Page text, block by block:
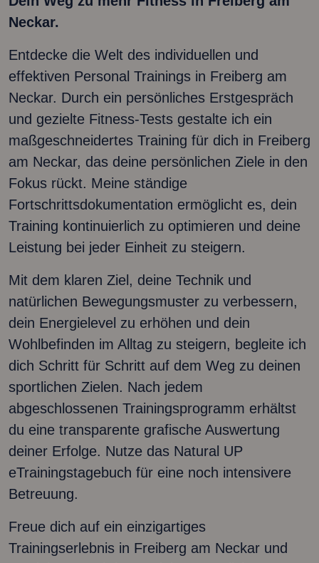
Neckar.
Entdecke die Welt des individuellen und
effektiven Personal Trainings in Freiberg am
Neckar. Durch ein persönliches Erstgespräch
und gezielte Fitness-Tests gestalte ich ein
maßgeschneidertes Training für dich in Freiberg
am Neckar, das deine persönlichen Ziele in den
Fokus rückt. Meine ständige
Fortschrittsdokumentation ermöglicht es, dein
Training kontinuierlich zu optimieren und deine
Leistung bei jeder Einheit zu steigern.
Mit dem klaren Ziel, deine Technik und
natürlichen Bewegungsmuster zu verbessern,
dein Energielevel zu erhöhen und dein
Wohlbefinden im Alltag zu steigern, begleite ich
dich Schritt für Schritt auf dem Weg zu deinen
sportlichen Zielen. Nach jedem
abgeschlossenen Trainingsprogramm erhältst
du eine transparente grafische Auswertung
deiner Erfolge. Nutze das Natural UP
eTrainingstagebuch für eine noch intensivere
Betreuung.
Freue dich auf ein einzigartiges
Trainingserlebnis in Freiberg am Neckar und